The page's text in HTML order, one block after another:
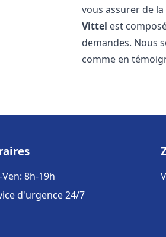
vous assurer de
Vittel est
demandes. Nous
comme en
Ven: 8h-19h
d'urgence 24/7